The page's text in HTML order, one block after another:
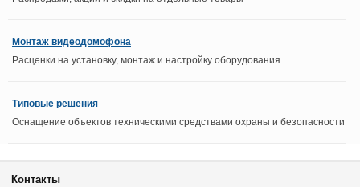
Монтаж видеодомофона
Расценки на установку, монтаж и настройку оборудования
Типовые решения
Оснащение объектов техническими средствами охраны и безопасности
Контакты